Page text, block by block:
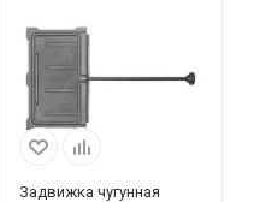
Задвижка чугунная